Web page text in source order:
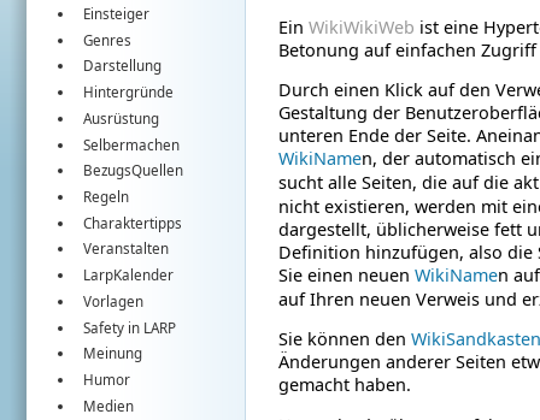
Einsteiger
Genres
Darstellung
Hintergründe
Ausrüstung
Selbermachen
BezugsQuellen
Regeln
Charaktertipps
Veranstalten
LarpKalender
Vorlagen
Safety in LARP
Meinung
Humor
Medien
Ein WikiWikiWeb ist eine
Betonung auf einfachen
Durch einen Klick auf den
Gestaltung der
unteren Ende der Seite.
WikiNamen, der automatisch
sucht alle Seiten, die auf die
nicht existieren, werden mit
dargestellt, üblicherweise fett
Definition hinzufügen, also die
Sie einen neuen WikiNamen
auf Ihren neuen Verweis und
Sie können den WikiSandkasten
Änderungen anderer Seiten
gemacht haben.